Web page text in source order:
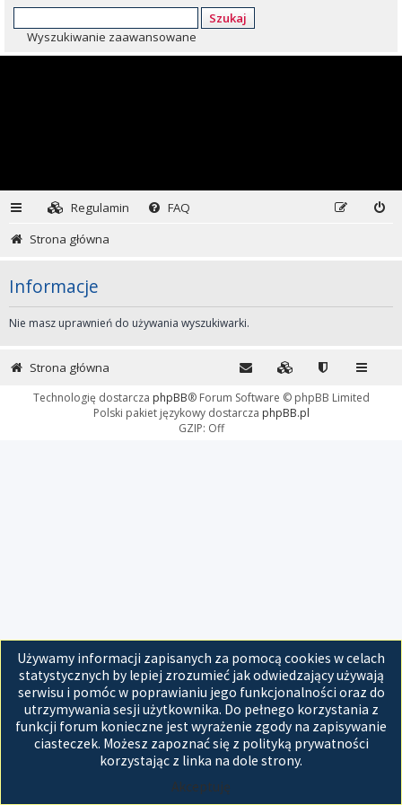
Szukaj
Wyszukiwanie zaawansowane
Regulamin
FAQ
Strona główna
Informacje
Nie masz uprawnień do używania wyszukiwarki.
Używamy informacji zapisanych za pomocą cookies w celach
statystycznych by lepiej zrozumieć jak odwiedzający używają
serwisu i pomóc w poprawianiu jego funkcjonalności oraz do
utrzymywania sesji użytkownika. Do pełnego korzystania z
funkcji forum konieczne jest wyrażenie zgody na zapisywanie
ciasteczek. Możesz zapoznać się z polityką prywatności
korzystając z linka na dole strony.
Akceptuję
Strona główna
Technologię dostarcza phpBB® Forum Software © phpBB Limited
Polski pakiet językowy dostarcza phpBB.pl
GZIP: Off